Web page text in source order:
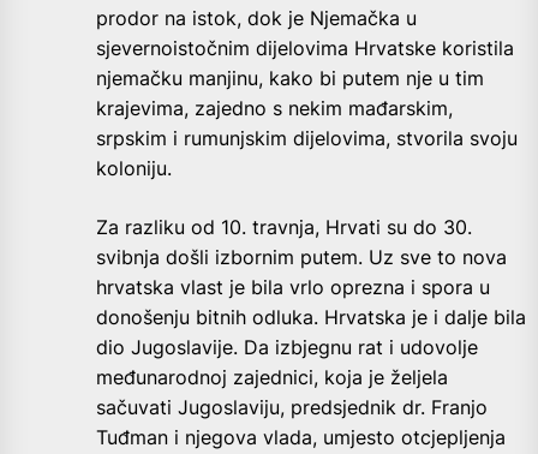
prodor na istok, dok je Njemačka u
sjevernoistočnim dijelovima Hrvatske koristila
njemačku manjinu, kako bi putem nje u tim
krajevima, zajedno s nekim mađarskim,
srpskim i rumunjskim dijelovima, stvorila svoju
koloniju.
Za razliku od 10. travnja, Hrvati su do 30.
svibnja došli izbornim putem. Uz sve to nova
hrvatska vlast je bila vrlo oprezna i spora u
donošenju bitnih odluka. Hrvatska je i dalje bila
dio Jugoslavije. Da izbjegnu rat i udovolje
međunarodnoj zajednici, koja je željela
sačuvati Jugoslaviju, predsjednik dr. Franjo
Tuđman i njegova vlada, umjesto otcjepljenja